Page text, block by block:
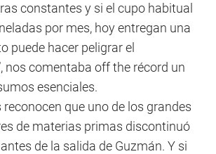
constantes y si el cupo habitual
por mes, hoy entregan una
puede hacer peligrar el
nos comentaba off the récord un
esenciales.
que uno de los grandes
de materias primas discontinuó
de la salida de Guzmán. Y si